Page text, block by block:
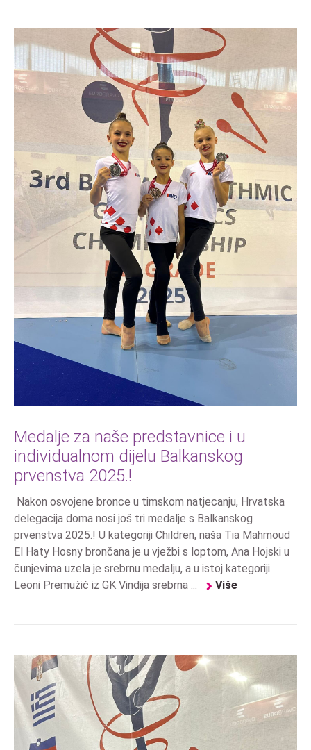
Medalje za naše predstavnice i u
individualnom dijelu Balkanskog
prvenstva 2025.!
Nakon osvojene bronce u timskom natjecanju, Hrvatska
delegacija doma nosi još tri medalje s Balkanskog
prvenstva 2025.! U kategoriji Children, naša Tia Mahmoud
El Haty Hosny brončana je u vježbi s loptom, Ana Hojski u
čunjevima uzela je srebrnu medalju, a u istoj kategoriji
Leoni Premužić iz GK Vindija srebrna ...
Više